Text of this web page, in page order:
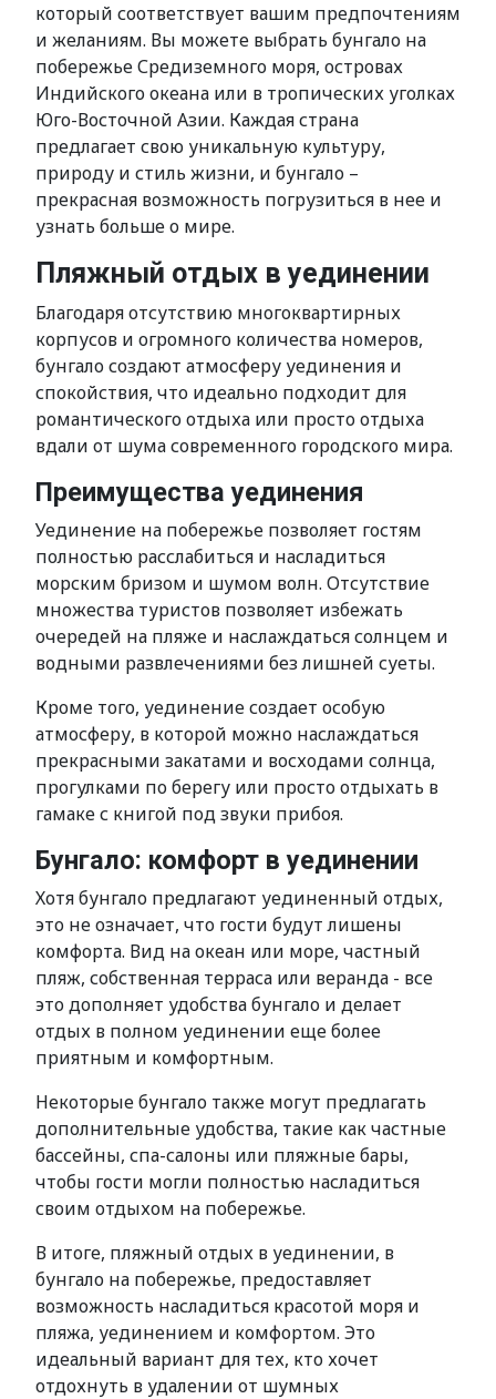
который соответствует вашим предпочтениям
и желаниям. Вы можете выбрать бунгало на
побережье Средиземного моря, островах
Индийского океана или в тропических уголках
Юго-Восточной Азии. Каждая страна
предлагает свою уникальную культуру,
природу и стиль жизни, и бунгало –
прекрасная возможность погрузиться в нее и
узнать больше о мире.
Пляжный отдых в уединении
Благодаря отсутствию многоквартирных
корпусов и огромного количества номеров,
бунгало создают атмосферу уединения и
спокойствия, что идеально подходит для
романтического отдыха или просто отдыха
вдали от шума современного городского мира.
Преимущества уединения
Уединение на побережье позволяет гостям
полностью расслабиться и насладиться
морским бризом и шумом волн. Отсутствие
множества туристов позволяет избежать
очередей на пляже и наслаждаться солнцем и
водными развлечениями без лишней суеты.
Кроме того, уединение создает особую
атмосферу, в которой можно наслаждаться
прекрасными закатами и восходами солнца,
прогулками по берегу или просто отдыхать в
гамаке с книгой под звуки прибоя.
Бунгало: комфорт в уединении
Хотя бунгало предлагают уединенный отдых,
это не означает, что гости будут лишены
комфорта. Вид на океан или море, частный
пляж, собственная терраса или веранда - все
это дополняет удобства бунгало и делает
отдых в полном уединении еще более
приятным и комфортным.
Некоторые бунгало также могут предлагать
дополнительные удобства, такие как частные
бассейны, спа-салоны или пляжные бары,
чтобы гости могли полностью насладиться
своим отдыхом на побережье.
В итоге, пляжный отдых в уединении, в
бунгало на побережье, предоставляет
возможность насладиться красотой моря и
пляжа, уединением и комфортом. Это
идеальный вариант для тех, кто хочет
отдохнуть в удалении от шумных